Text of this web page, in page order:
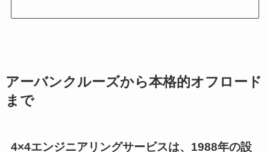
アーバンクルーズから本格的オフロード
まで
4×4エンジニアリングサービスは、1988年の設